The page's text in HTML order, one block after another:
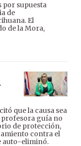
por supuesta
de
El
de la Mora,
que la causa sea
profesora guía no
de protección,
contra el
auto-eliminó.